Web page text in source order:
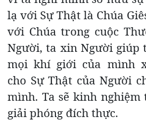
lạ với Sự Thật là Chúa
với Chúa trong cuộc
Người, ta xin Người giúp
mọi khí giới của mình
cho Sự Thật của Người
mình. Ta sẽ kinh nghiệm
giải phóng đích thực.